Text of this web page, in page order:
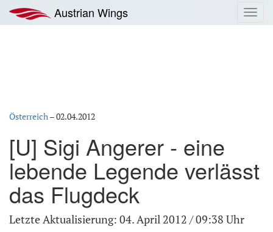
Inhalt
springen
Austrian Wings
Österreich–02.04.2012
[U] Sigi Angerer - eine
lebende Legende verlässt
das Flugdeck
Letzte Aktualisierung: 04. April 2012 / 09:38 Uhr